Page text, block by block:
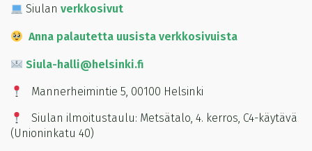
Siulanverkkosivut
Anna palautetta uusista verkkosivuista
Siula-halli@helsinki.fi
Mannerheimintie 5, 00100 Helsinki
Siulan ilmoitustaulu: Metsätalo, 4. kerros, C4-käytävä
(Unioninkatu 40)